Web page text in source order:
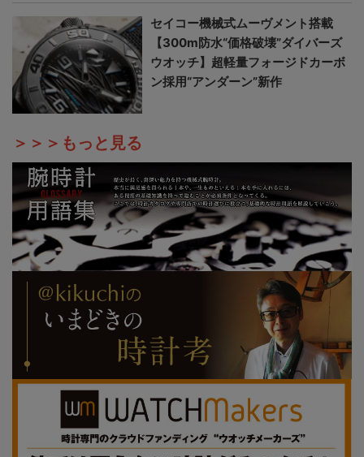
セイコー機械式ムーヴメント搭載
【300m防水“価格破壊”ダイバーズ
ウオッチ】超軽量フォージドカーボ
ン採用“アンダーン”新作
＞＞＞もっと見る